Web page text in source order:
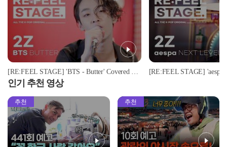
[RE:FEEL STAGE] 'BTS - Butter' Covered by '2Z'♬ l #리필스테이지
인기 추천 영상
추천 추천